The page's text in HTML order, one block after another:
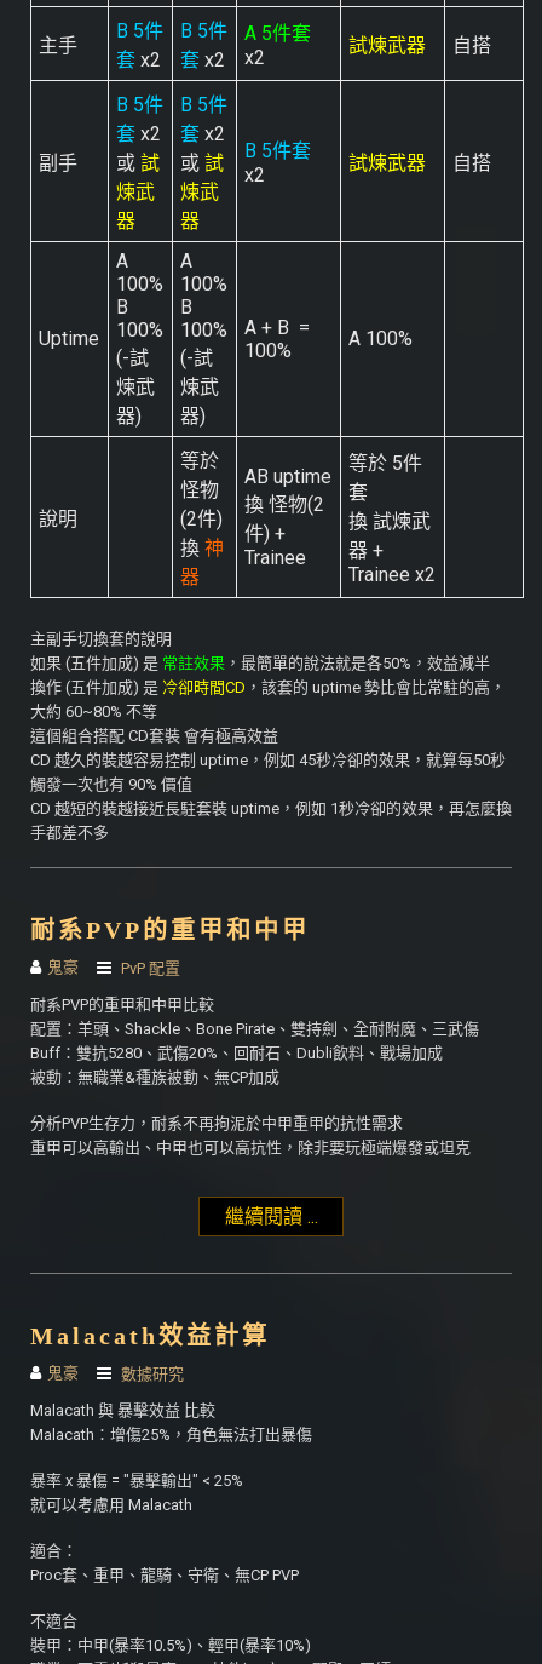
主手
B 5件
套 x2
B 5件
套 x2
A 5件套
x2
試煉武器 自搭
副手
B 5件
套 x2
或試
煉武
器
B 5件
套 x2
或試
煉武
器
B 5件套
x2
試煉武器 自搭
Uptime
A
100%
B
100%
(-試
煉武
器)
A
100%
B
100%
(-試
煉武
器)
A + B =
100%
A 100%
說明
等於
怪物
(2件)
換神
器
AB uptime
換 怪物(2
件) +
Trainee
等於 5件
套
換 試煉武
器 +
Trainee x2
主副手切換套的說明
如果 (五件加成) 是 常註效果 ，最簡單的說法就是各50%，效益減半
換作 (五件加成) 是 冷卻時間CD ，該套的 uptime 勢比會比常駐的高，
大約 60~80% 不等
這個組合搭配 CD套裝 會有極高效益
CD 越久的裝越容易控制 uptime，例如 45秒冷卻的效果，就算每50秒
觸發一次也有 90% 價值
CD 越短的裝越接近長駐套裝 uptime，例如 1秒冷卻的效果，再怎麼換
手都差不多
耐系PVP的重甲和中甲
鬼豪
PvP 配置
耐系PVP的重甲和中甲比較
配置：羊頭、Shackle、Bone Pirate、雙持劍、全耐附魔、三武傷
Buff：雙抗5280、武傷20%、回耐石、Dubli飲料、戰場加成
被動：無職業&種族被動、無CP加成
分析PVP生存力，耐系不再拘泥於中甲重甲的抗性需求
重甲可以高輸出、中甲也可以高抗性，除非要玩極端爆發或坦克
繼續閱讀 ...
Malacath效益計算
鬼豪
數據研究
Malacath 與 暴擊效益 比較
Malacath：增傷25%，角色無法打出暴傷
暴率 x 暴傷 = "暴擊輸出" < 25%
就可以考慮用 Malacath
適合：
Proc套、重甲、龍騎、守衛、無CP PVP
不適合
裝甲：中甲(暴率10.5%)、輕甲(暴率10%)